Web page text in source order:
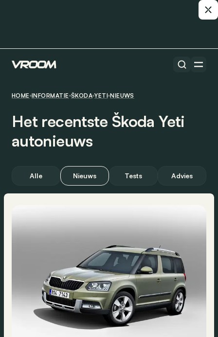
HOME INFORMATIE ŠKODA YETI NIEUWS
Het recentste Škoda Yeti
autonieuws
Alle Nieuws Tests Advies